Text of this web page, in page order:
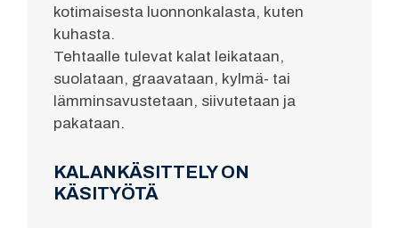
kotimaisesta luonnonkalasta, kuten
kuhasta.
Tehtaalle tulevat kalat leikataan,
suolataan, graavataan, kylmä- tai
lämminsavustetaan, siivutetaan ja
pakataan.
KALANKÄSITTELY ON
KÄSITYÖTÄ